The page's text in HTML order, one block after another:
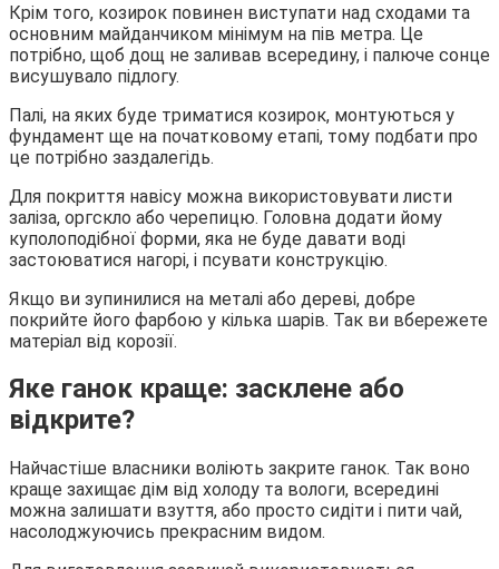
Крім того, козирок повинен виступати над сходами та
основним майданчиком мінімум на пів метра. Це
потрібно, щоб дощ не заливав всередину, і палюче сонце
висушувало підлогу.
Палі, на яких буде триматися козирок, монтуються у
фундамент ще на початковому етапі, тому подбати про
це потрібно заздалегідь.
Для покриття навісу можна використовувати листи
заліза, оргскло або черепицю. Головна додати йому
куполоподібної форми, яка не буде давати воді
застоюватися нагорі, і псувати конструкцію.
Якщо ви зупинилися на металі або дереві, добре
покрийте його фарбою у кілька шарів. Так ви вбережете
матеріал від корозії.
Яке ганок краще: засклене або
відкрите?
Найчастіше власники воліють закрите ганок. Так воно
краще захищає дім від холоду та вологи, всередині
можна залишати взуття, або просто сидіти і пити чай,
насолоджуючись прекрасним видом.